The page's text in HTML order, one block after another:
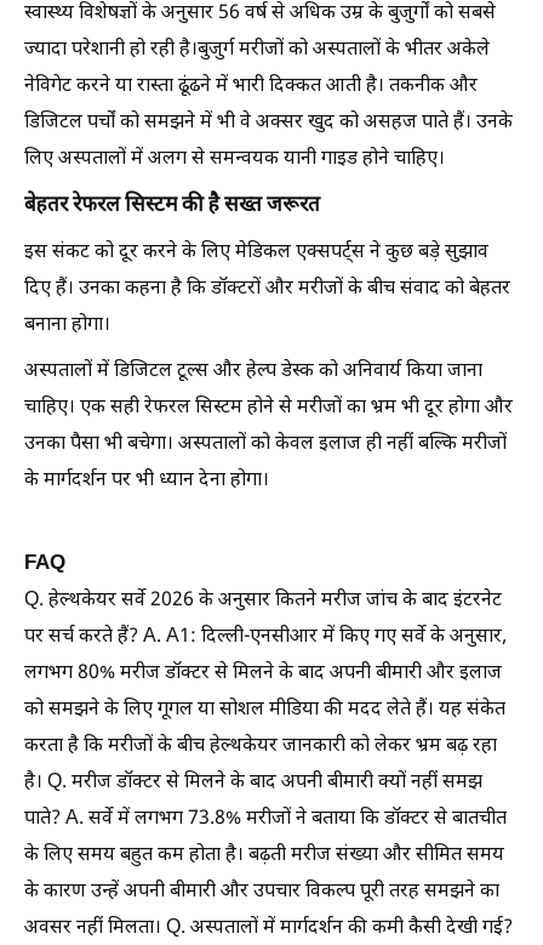
स्वास्थ्य विशेषज्ञों के अनुसार 56 वर्ष से अधिक उम्र के बुजुर्गों को सबसे
ज्यादा परेशानी हो रही है।बुजुर्ग मरीजों को अस्पतालों के भीतर अकेले
नेविगेट करने या रास्ता ढूंढने में भारी दिक्कत आती है। तकनीक और
डिजिटल पर्चों को समझने में भी वे अक्सर खुद को असहज पाते हैं। उनके
लिए अस्पतालों में अलग से समन्वयक यानी गाइड होने चाहिए।
बेहतर रेफरल सिस्टम की है सख्त जरूरत
इस संकट को दूर करने के लिए मेडिकल एक्सपर्ट्स ने कुछ बड़े सुझाव
दिए हैं। उनका कहना है कि डॉक्टरों और मरीजों के बीच संवाद को बेहतर
बनाना होगा।
अस्पतालों में डिजिटल टूल्स और हेल्प डेस्क को अनिवार्य किया जाना
चाहिए। एक सही रेफरल सिस्टम होने से मरीजों का भ्रम भी दूर होगा और
उनका पैसा भी बचेगा। अस्पतालों को केवल इलाज ही नहीं बल्कि मरीजों
के मार्गदर्शन पर भी ध्यान देना होगा।
FAQ
Q. हेल्थकेयर सर्वे 2026 के अनुसार कितने मरीज जांच के बाद इंटरनेट
पर सर्च करते हैं? A. A1: दिल्ली-एनसीआर में किए गए सर्वे के अनुसार,
लगभग 80% मरीज डॉक्टर से मिलने के बाद अपनी बीमारी और इलाज
को समझने के लिए गूगल या सोशल मीडिया की मदद लेते हैं। यह संकेत
करता है कि मरीजों के बीच हेल्थकेयर जानकारी को लेकर भ्रम बढ़ रहा
है। Q. मरीज डॉक्टर से मिलने के बाद अपनी बीमारी क्यों नहीं समझ
पाते? A. सर्वे में लगभग 73.8% मरीजों ने बताया कि डॉक्टर से बातचीत
के लिए समय बहुत कम होता है। बढ़ती मरीज संख्या और सीमित समय
के कारण उन्हें अपनी बीमारी और उपचार विकल्प पूरी तरह समझने का
अवसर नहीं मिलता। Q. अस्पतालों में मार्गदर्शन की कमी कैसी देखी गई?